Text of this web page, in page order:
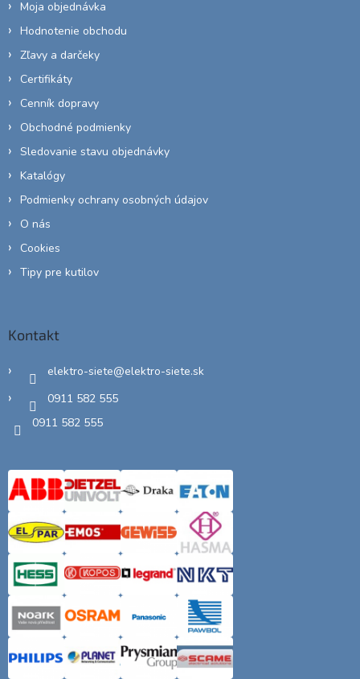
Moja objednávka
Hodnotenie obchodu
Zľavy a darčeky
Certifikáty
Cenník dopravy
Obchodné podmienky
Sledovanie stavu objednávky
Katalógy
Podmienky ochrany osobných údajov
O nás
Cookies
Tipy pre kutilov
Kontakt
elektro-siete@elektro-siete.sk
0911 582 555
0911 582 555